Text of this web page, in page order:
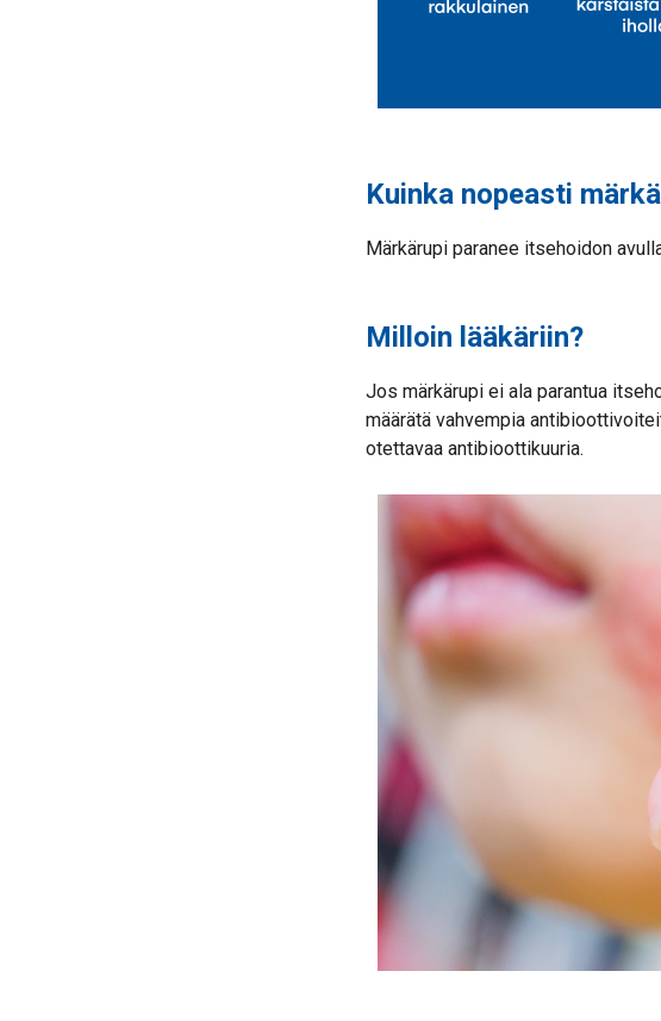
Kuinka nopeasti
Märkärupi paranee itsehoidon
Milloin lääkäriin?
Jos märkärupi ei ala parantua
määrätä vahvempia
otettavaa antibioottikuuria.